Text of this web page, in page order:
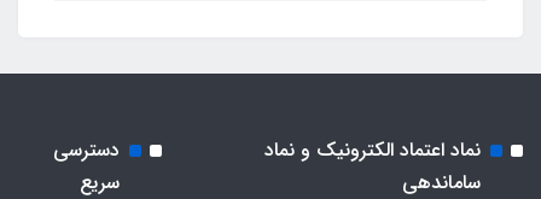
نماد اعتماد الکترونیک و نماد
ساماندهی
دسترسی
سریع